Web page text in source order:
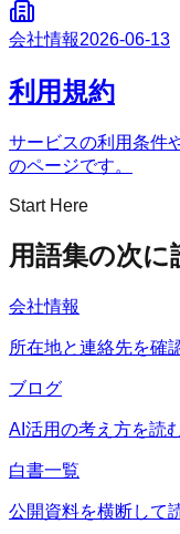
会社情報2026-06-13
利用規約
サービスの利用条件
のページです。
Start Here
用語集の次に
会社情報
所在地と連絡先を確
ブログ
AI活用の考え方を読
白書一覧
公開資料を横断して